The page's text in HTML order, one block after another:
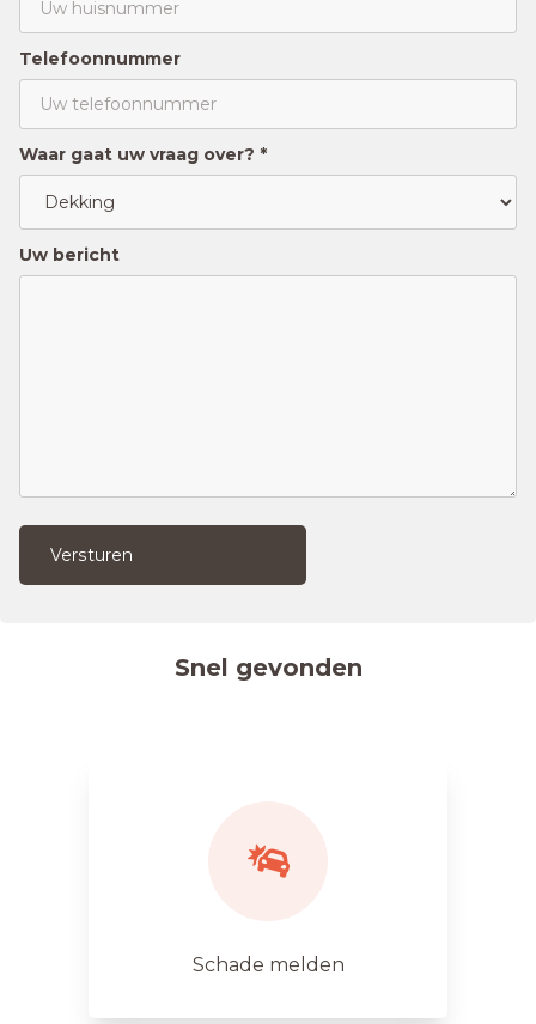
Telefoonnummer
Waar gaat uw vraag over? *
Uw bericht
Versturen
Snel gevonden
Schade melden